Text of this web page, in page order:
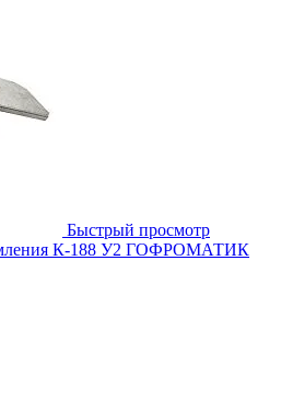
Быстрый просмотр
К-188 У2 ГОФРОМАТИК